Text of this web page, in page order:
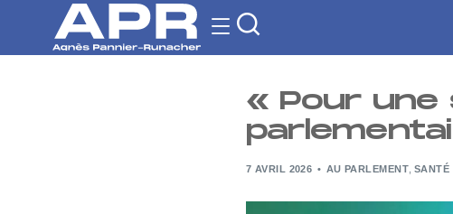
« Pour une
7 AVRIL 2026 AU PARLEMENT ,SANTÉ